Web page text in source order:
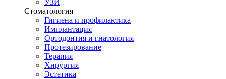
УЗИ
Стоматология
Гигиена и профилактика
Имплантация
Ортодонтия и гнатология
Протезирование
Терапия
Хирургия
Эстетика